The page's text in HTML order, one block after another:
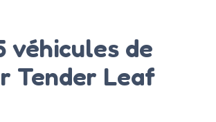
véhicules de
Tender Leaf